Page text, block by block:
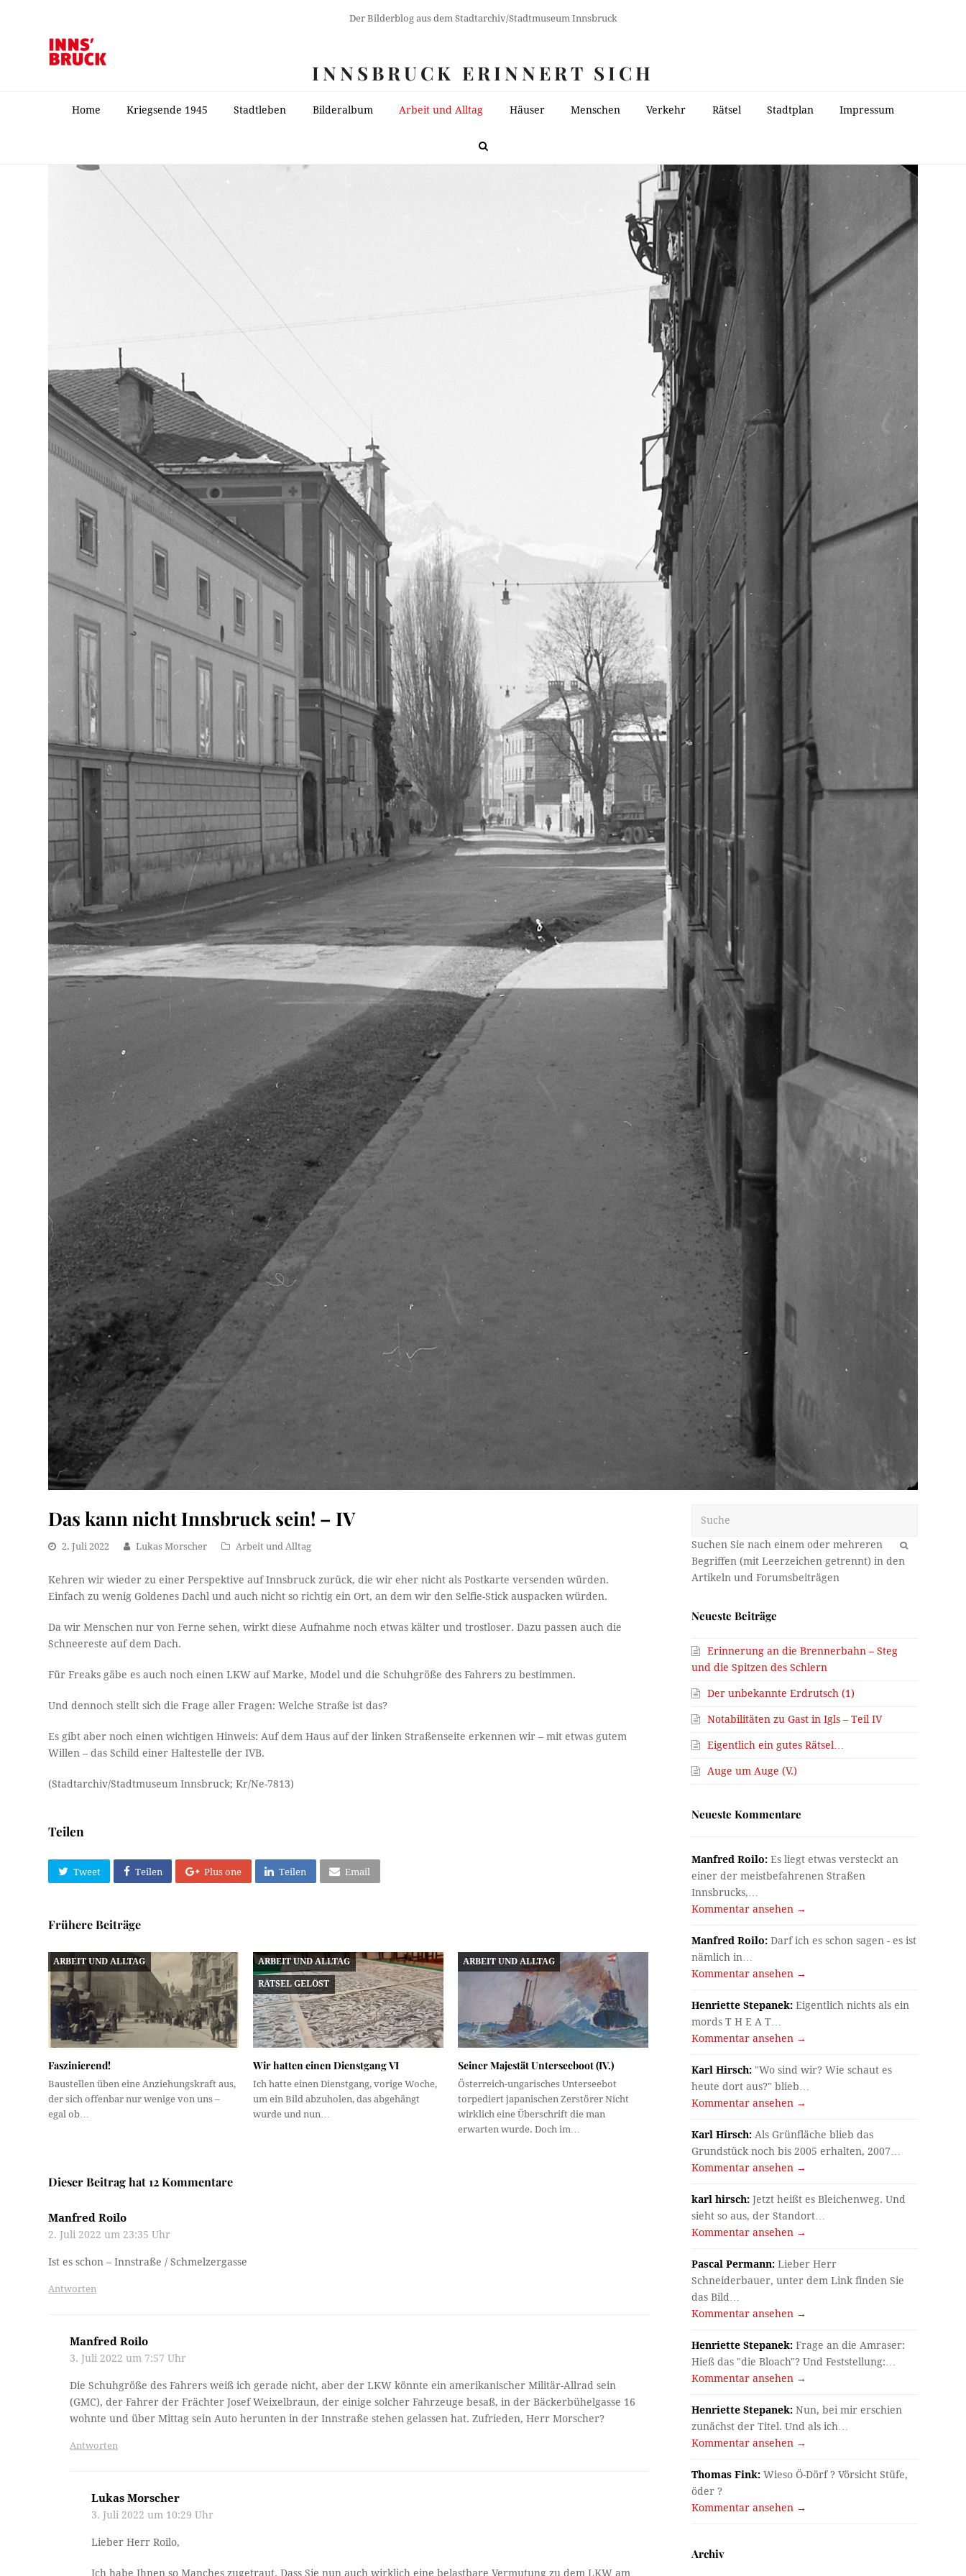
Der Bilderblog aus dem Stadtarchiv/Stadtmuseum Innsbruck
INNSBRUCK ERINNERT SICH
Home Kriegsende 1945 Stadtleben Bilderalbum Arbeit und Alltag Häuser Menschen Verkehr Rätsel Stadtplan Impressum
Das kann nicht Innsbruck sein! – IV
2. Juli 2022 Lukas Morscher Arbeit und Alltag
Kehren wir wieder zu einer Perspektive auf Innsbruck zurück, die wir eher nicht als Postkarte versenden würden.
Einfach zu wenig Goldenes Dachl und auch nicht so richtig ein Ort, an dem wir den Selfie-Stick auspacken würden.
Da wir Menschen nur von Ferne sehen, wirkt diese Aufnahme noch etwas kälter und trostloser. Dazu passen auch die
Schneereste auf dem Dach.
Für Freaks gäbe es auch noch einen LKW auf Marke, Model und die Schuhgröße des Fahrers zu bestimmen.
Und dennoch stellt sich die Frage aller Fragen: Welche Straße ist das?
Es gibt aber noch einen wichtigen Hinweis: Auf dem Haus auf der linken Straßenseite erkennen wir – mit etwas gutem
Willen – das Schild einer Haltestelle der IVB.
(Stadtarchiv/Stadtmuseum Innsbruck; Kr/Ne-7813)
Teilen
Tweet Teilen Plus one Teilen Email
Frühere Beiträge
ARBEIT UND ALLTAG
Faszinierend!
Baustellen üben eine Anziehungskraft aus,
der sich offenbar nur wenige von uns –
egal ob…
ARBEIT UND ALLTAG
RÄTSEL GELÖST
Wir hatten einen Dienstgang VI
Ich hatte einen Dienstgang, vorige Woche,
um ein Bild abzuholen, das abgehängt
wurde und nun…
ARBEIT UND ALLTAG
Seiner Majestät Unterseeboot (IV.)
Österreich-ungarisches Unterseebot
torpediert japanischen Zerstörer Nicht
wirklich eine Überschrift die man
erwarten wurde. Doch im…
Dieser Beitrag hat 12 Kommentare
Manfred Roilo
2. Juli 2022 um 23:35 Uhr
Ist es schon – Innstraße / Schmelzergasse
Antworten
Manfred Roilo
3. Juli 2022 um 7:57 Uhr
Die Schuhgröße des Fahrers weiß ich gerade nicht, aber der LKW könnte ein amerikanischer Militär-Allrad sein
(GMC), der Fahrer der Frächter Josef Weixelbraun, der einige solcher Fahrzeuge besaß, in der Bäckerbühelgasse 16
wohnte und über Mittag sein Auto herunten in der Innstraße stehen gelassen hat. Zufrieden, Herr Morscher?
Antworten
Lukas Morscher
3. Juli 2022 um 10:29 Uhr
Lieber Herr Roilo,
Ich habe Ihnen so Manches zugetraut. Dass Sie nun auch wirklich eine belastbare Vermutung zu dem LKW am
OK
Neueste Beiträge
Erinnerung an die Brennerbahn – Steg
und die Spitzen des Schlern
Der unbekannte Erdrutsch (1)
Notabilitäten zu Gast in Igls – Teil IV
Eigentlich ein gutes Rätsel…
Auge um Auge (V.)
Neueste Kommentare
Manfred Roilo: Es liegt etwas versteckt an
einer der meistbefahrenen Straßen
Innsbrucks,…
Kommentar ansehen →
Manfred Roilo: Darf ich es schon sagen - es ist
nämlich in…
Kommentar ansehen →
Henriette Stepanek: Eigentlich nichts als ein
mords T H E A T…
Kommentar ansehen →
Karl Hirsch: "Wo sind wir? Wie schaut es
heute dort aus?" blieb…
Kommentar ansehen →
Karl Hirsch: Als Grünfläche blieb das
Grundstück noch bis 2005 erhalten, 2007…
Kommentar ansehen →
karl hirsch: Jetzt heißt es Bleichenweg. Und
sieht so aus, der Standort…
Kommentar ansehen →
Pascal Permann: Lieber Herr
Schneiderbauer, unter dem Link finden Sie
das Bild…
Kommentar ansehen →
Henriette Stepanek: Frage an die Amraser:
Hieß das "die Bloach"? Und Feststellung:…
Kommentar ansehen →
Henriette Stepanek: Nun, bei mir erschien
zunächst der Titel. Und als ich…
Kommentar ansehen →
Thomas Fink: Wieso Ö-Dörf ? Vörsicht Stüfe,
öder ?
Kommentar ansehen →
Archiv